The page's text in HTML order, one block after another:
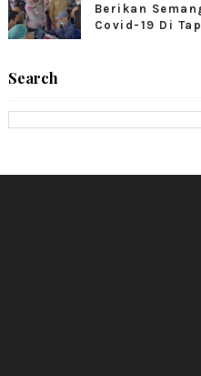
Berikan
Covid-19 Di
Search